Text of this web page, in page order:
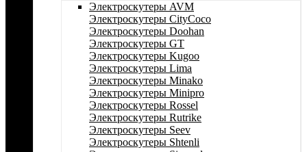
Электроскутеры AVM
Электроскутеры CityCoco
Электроскутеры Doohan
Электроскутеры GT
Электроскутеры Kugoo
Электроскутеры Lima
Электроскутеры Minako
Электроскутеры Minipro
Электроскутеры Rossel
Электроскутеры Rutrike
Электроскутеры Seev
Электроскутеры Shtenli